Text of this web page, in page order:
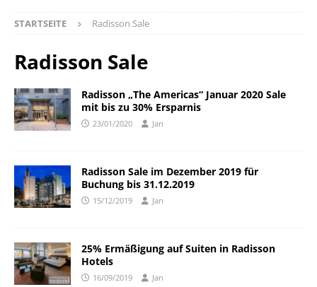
STARTSEITE Radisson Sale
Radisson Sale
Radisson „The Americas“ Januar 2020 Sale
mit bis zu 30% Ersparnis
23/01/2020 Jan
Radisson Sale im Dezember 2019 für
Buchung bis 31.12.2019
15/12/2019 Jan
25% Ermäßigung auf Suiten in Radisson
Hotels
16/09/2019 Jan